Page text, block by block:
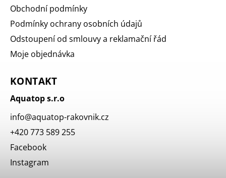
Obchodní podmínky
Podmínky ochrany osobních údajů
Odstoupení od smlouvy a reklamační řád
Moje objednávka
KONTAKT
Aquatop s.r.o
info@aquatop-rakovnik.cz
+420 773 589 255
Facebook
Instagram